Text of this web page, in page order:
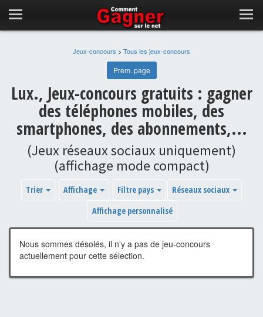
Jeux-concours > Tous les jeux-concours
Prem. page
Lux., Jeux-concours gratuits : gagner
des téléphones mobiles, des
smartphones, des abonnements,...
(Jeux réseaux sociaux uniquement)
(affichage mode compact)
Trier Affichage Filtre pays
Réseaux sociaux
Affichage personnalisé
Nous sommes désolés, il n'y a pas de jeu-concours
actuellement pour cette sélection.